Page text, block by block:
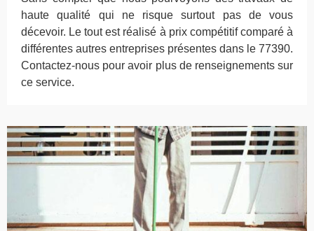
haute qualité qui ne risque surtout pas de vous
décevoir. Le tout est réalisé à prix compétitif comparé à
différentes autres entreprises présentes dans le 77390.
Contactez-nous pour avoir plus de renseignements sur
ce service.